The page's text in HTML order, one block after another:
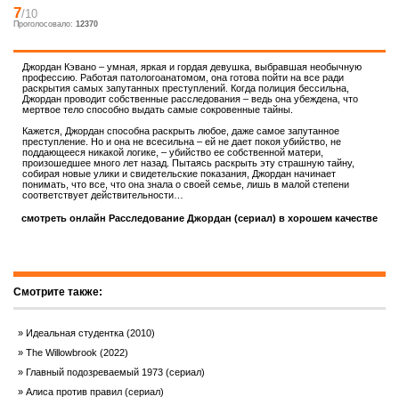
7/10
Проголосовало: 12370
Джордан Кэвано – умная, яркая и гордая девушка, выбравшая необычную
профессию. Работая патологоанатомом, она готова пойти на все ради
раскрытия самых запутанных преступлений. Когда полиция бессильна,
Джордан проводит собственные расследования – ведь она убеждена, что
мертвое тело способно выдать самые сокровенные тайны.
Кажется, Джордан способна раскрыть любое, даже самое запутанное
преступление. Но и она не всесильна – ей не дает покоя убийство, не
поддающееся никакой логике, – убийство ее собственной матери,
произошедшее много лет назад. Пытаясь раскрыть эту страшную тайну,
собирая новые улики и свидетельские показания, Джордан начинает
понимать, что все, что она знала о своей семье, лишь в малой степени
соответствует действительности…
смотреть онлайн Расследование Джордан (сериал) в хорошем качестве
Смотрите также:
Идеальная студентка (2010)
The Willowbrook (2022)
Главный подозреваемый 1973 (сериал)
Алиса против правил (сериал)